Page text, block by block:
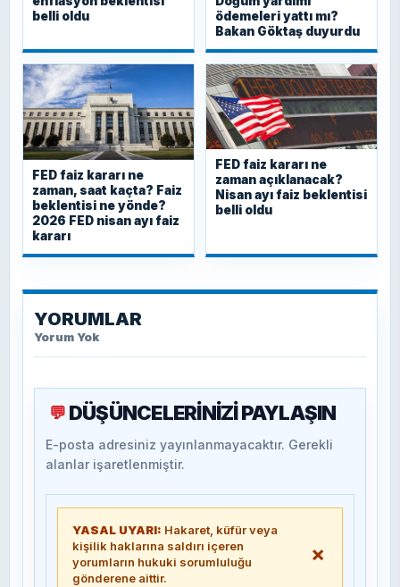
belli oldu
ödemeleri yattı mı?
Bakan Göktaş duyurdu
FED faiz kararı ne
zaman, saat kaçta? Faiz
beklentisi ne yönde?
2026 FED nisan ayı faiz
kararı
FED faiz kararı ne
zaman açıklanacak?
Nisan ayı faiz beklentisi
belli oldu
YORUMLAR
Yorum Yok
💬 DÜŞÜNCELERİNİZİ PAYLAŞIN
E-posta adresiniz yayınlanmayacaktır. Gerekli
alanlar işaretlenmiştir.
YASAL UYARI: Hakaret, küfür veya
kişilik haklarına saldırı içeren
yorumların hukuki sorumluluğu
gönderene aittir.
×